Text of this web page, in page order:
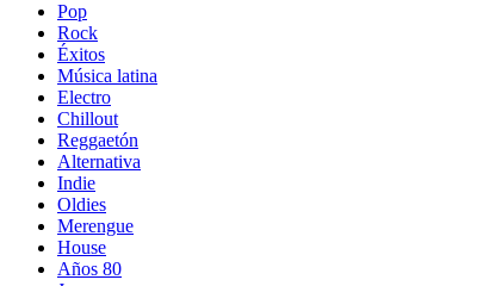
Pop
Rock
Éxitos
Música latina
Electro
Chillout
Reggaetón
Alternativa
Indie
Oldies
Merengue
House
Años 80